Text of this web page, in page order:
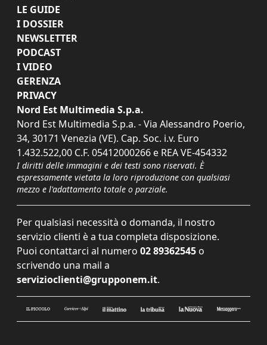
LE GUIDE
I DOSSIER
NEWSLETTER
PODCAST
I VIDEO
GERENZA
PRIVACY
Nord Est Multimedia S.p.a.
Nord Est Multimedia S.p.a. - Via Alessandro Poerio,
34, 30171 Venezia (VE). Cap. Soc. i.v. Euro
1.432.522,00 C.F. 05412000266 e REA VE-454332
I diritti delle immagini e dei testi sono riservati. È
espressamente vietata la loro riproduzione con qualsiasi
mezzo e l'adattamento totale o parziale.
Per qualsiasi necessità o domanda, il nostro
servizio clienti è a tua completa disposizione.
Puoi contattarci al numero 02 89362545 o
scrivendo una mail a
servizioclienti@grupponem.it.